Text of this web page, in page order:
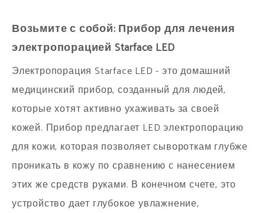
Возьмите с собой: Прибор для лечения
электропорацией Starface LED
Электропорация Starface LED - это домашний
медицинский прибор, созданный для людей,
которые хотят активно ухаживать за своей
кожей. Прибор предлагает LED электропорацию
для кожи, которая позволяет сывороткам глубже
проникать в кожу по сравнению с нанесением
этих же средств руками. В конечном счете, это
устройство дает глубокое увлажнение,